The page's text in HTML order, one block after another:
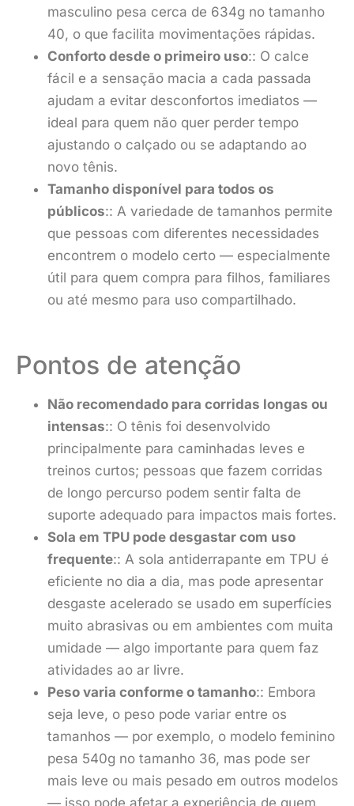
masculino pesa cerca de 634g no tamanho
40, o que facilita movimentações rápidas.
Conforto desde o primeiro uso:: O calce
fácil e a sensação macia a cada passada
ajudam a evitar desconfortos imediatos —
ideal para quem não quer perder tempo
ajustando o calçado ou se adaptando ao
novo tênis.
Tamanho disponível para todos os
públicos:: A variedade de tamanhos permite
que pessoas com diferentes necessidades
encontrem o modelo certo — especialmente
útil para quem compra para filhos, familiares
ou até mesmo para uso compartilhado.
Pontos de atenção
Não recomendado para corridas longas ou
intensas:: O tênis foi desenvolvido
principalmente para caminhadas leves e
treinos curtos; pessoas que fazem corridas
de longo percurso podem sentir falta de
suporte adequado para impactos mais fortes.
Sola em TPU pode desgastar com uso
frequente:: A sola antiderrapante em TPU é
eficiente no dia a dia, mas pode apresentar
desgaste acelerado se usado em superfícies
muito abrasivas ou em ambientes com muita
umidade — algo importante para quem faz
atividades ao ar livre.
Peso varia conforme o tamanho:: Embora
seja leve, o peso pode variar entre os
tamanhos — por exemplo, o modelo feminino
pesa 540g no tamanho 36, mas pode ser
mais leve ou mais pesado em outros modelos
— isso pode afetar a experiência de quem